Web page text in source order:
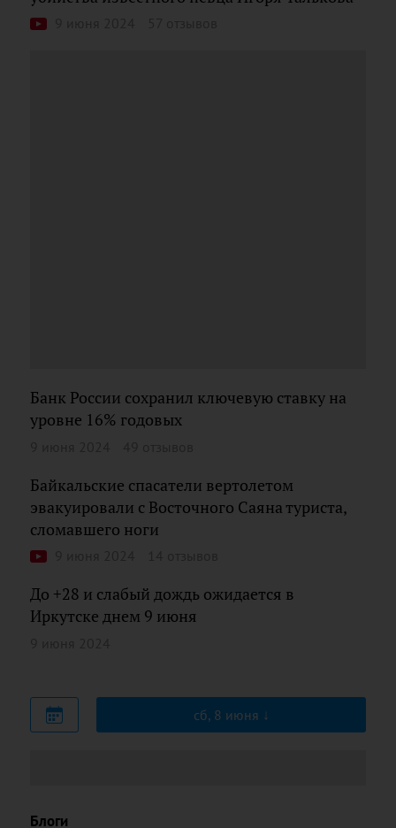
Банк России сохранил ключевую ставку на
уровне 16% годовых
Байкальские спасатели вертолетом
эвакуировали с Восточного Саяна туриста,
сломавшего ноги
До +28 и слабый дождь ожидается в
Иркутске днем 9 июня
сб, 8 июня
Блоги